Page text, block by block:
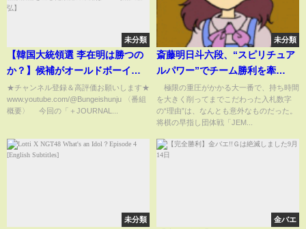
未分類
【韓国大統領選 李在明は勝つの
か？】候補がオールドボーイば
かり「盛り上がってない」｜保
守派が候補を一本化できないワ
ケ｜複数候補を出した政党の末
★チャンネル登録＆高評価お願いします★
www.youtube.com/@Bungeishunju 〈番組
概要〉 今回の「＋JOURNAL...
未分類
斎藤明日斗六段、“スピリチュア
ルパワー”でチーム勝利を牽
引！？MVP級躍進の理由に反響
続々「縁起担ぐ系」/将棋・
ABEMA地域トーナメント
極限の重圧がかかる大一番で、持ち時間
を大きく削ってまでこだわった入札数字
の“理由”は、なんとも意外なものだった。
将棋の早指し団体戦「JEM...
未分類 金バエ